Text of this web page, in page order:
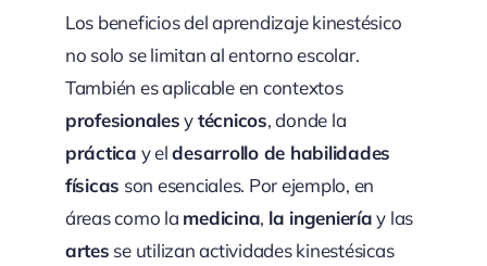
Los beneficios del aprendizaje kinestésico
no solo se limitan al entorno escolar.
También es aplicable en contextos
profesionalesytécnicos, donde la
práctica y eldesarrollo de habilidades
físicas son esenciales. Por ejemplo, en
áreas como la medicina, la ingenieríay las
artes se utilizan actividades kinestésicas